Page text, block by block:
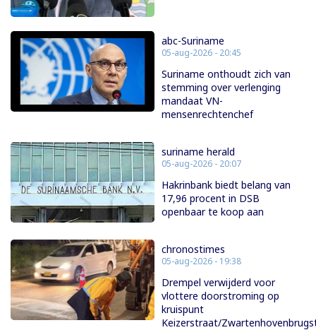
abc-Suriname
05-aug-2026 - 20:45
Suriname onthoudt zich van
stemming over verlenging
mandaat VN-
mensenrechtenchef
suriname herald
05-aug-2026 - 20:07
Hakrinbank biedt belang van
17,96 procent in DSB
openbaar te koop aan
chronostimes
05-aug-2026 - 19:38
Drempel verwijderd voor
vlottere doorstroming op
kruispunt
Keizerstraat/